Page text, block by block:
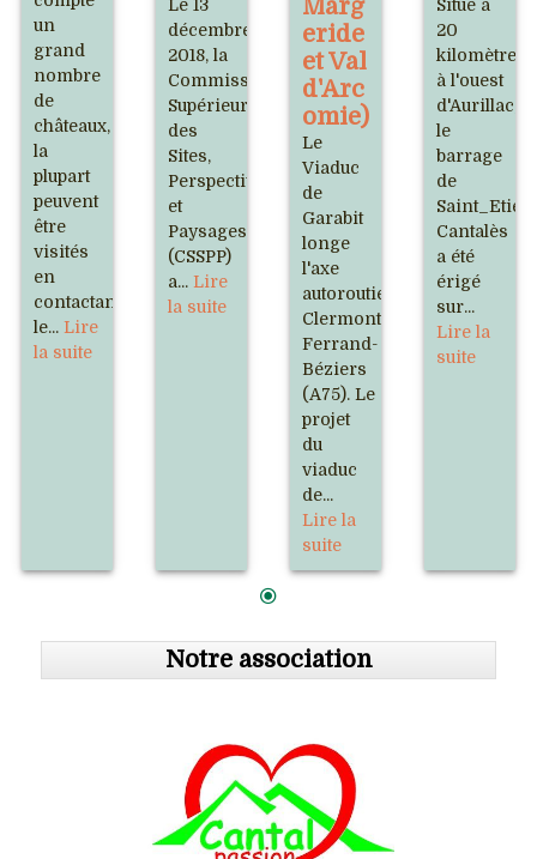
un
grand
nombre
de
châteaux,
la
plupart
peuvent
être
visités
en
contactant
le... Lire
la suite
Le 13
décembre
2018, la
Commission
Supérieure
des
Sites,
Perspectives
et
Paysages
(CSSPP)
a... Lire
la suite
Marg
eride
et Val
d'Arc
omie)
Le
Viaduc
de
Garabit
longe
l'axe
autoroutier
Clermont-
Ferrand-
Béziers
(A75). Le
projet
du
viaduc
de...
Lire la
suite
Situé à
20
kilomètres
à l'ouest
d'Aurillac,
le
barrage
de
Cantalès
a été
érigé
sur...
Lire la
suite
Notre association